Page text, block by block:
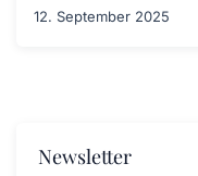
12. September 2025
Newsletter